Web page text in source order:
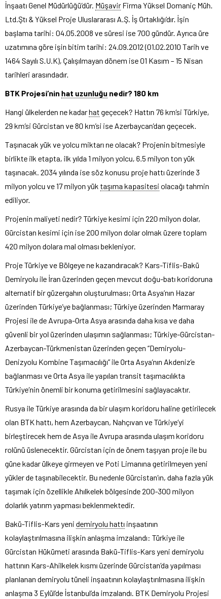
İnşaatı Genel Müdürlüğü’dür. Müşavir Firma Yüksel Domaniç Müh.
Ltd.Ştı & Yüksel Proje Uluslararası A.Ş. İş Ortaklığı’dır. İşin
başlama tarihi: 04.05.2008 ve süresi ise 700 gündür. Ayrıca üre
uzatımına göre işin bitim tarihi: 24.09.2012 (01.02.2010 Tarih ve
1464 Sayılı S.U.K), Çalışılmayan dönem ise 01 Kasım – 15 Nisan
tarihleri arasındadır.
BTK Projesi’nin hat uzunluğu nedir? 180 km
Hangi ülkelerden ne kadarhat geçecek? Hattın 76 km’si Türkiye,
29 km’si Gürcistan ve 80 km’si ise Azerbaycan’dan geçecek.
Taşınacak yük ve yolcu miktarı ne olacak? Projenin bitmesiyle
birlikte ilk etapta, ilk yılda 1 milyon yolcu, 6.5 milyon ton yük
taşınacak. 2034 yılında ise söz konusu proje hattı üzerinde 3
milyon yolcu ve 17 milyon yük taşıma kapasitesi olacağı tahmin
ediliyor.
Projenin maliyeti nedir? Türkiye kesimi için 220 milyon dolar,
Gürcistan kesimi için ise 200 milyon dolar olmak üzere toplam
420 milyon dolara mal olması bekleniyor.
Proje Türkiye ve Bölgeye ne kazandıracak? Kars-Tiflis-Bakü
Demiryolu ile İran üzerinden geçen mevcut doğu-batı koridoruna
alternatif bir güzergahın oluşturulması; Orta Asya’nın Hazar
üzerinden Türkiye’ye bağlanması; Türkiye üzerinden Marmaray
Projesi ile de Avrupa-Orta Asya arasında daha kısa ve daha
güvenli bir yol üzerinden ulaşımın sağlanması; Türkiye-Gürcistan-
Azerbaycan-Türkmenistan üzerinden geçen “Demiryolu-
Denizyolu Kombine Taşımacılığı” ile Orta Asya’nın Akdeniz’e
bağlanması ve Orta Asya ile yapılan transit taşımacılıkta
Türkiye’nin önemli bir konuma getirilmesini sağlayacaktır.
Rusya ile Türkiye arasında da bir ulaşım koridoru haline getirilecek
olan BTK hattı, hem Azerbaycan, Nahçıvan ve Türkiye’yi
birleştirecek hem de Asya ile Avrupa arasında ulaşım koridoru
rolünü üslenecektir. Gürcistan için de önem taşıyan proje ile bu
güne kadar ülkeye girmeyen ve Poti Limanına getirilmeyen yeni
yükler de taşınabilecektir. Bu nedenle Gürcistan’ın, daha fazla yük
taşımak için özellikle Ahılkelek bölgesinde 200-300 milyon
dolarlık yatırım yapması beklenmektedir.
Bakü-Tiflis-Kars yeni demiryolu hattı inşaatının
kolaylaştırılmasına ilişkin anlaşma imzalandı: Türkiye ile
Gürcistan Hükümeti arasında Bakü-Tiflis-Kars yeni demiryolu
hattının Kars-Ahilkelek kısmı üzerinde Gürcistan’da yapılması
planlanan demiryolu tüneli inşaatının kolaylaştırılmasına ilişkin
anlaşma 3 Eylül’de İstanbul’da imzalandı. BTK Demiryolu Projesi